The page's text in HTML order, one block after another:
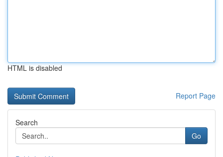
HTML is disabled
Report Page
Search
Go